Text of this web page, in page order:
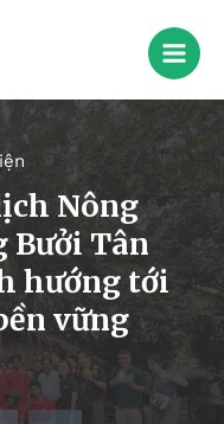
Nông
Bưởi Tân
hướng tới
vững